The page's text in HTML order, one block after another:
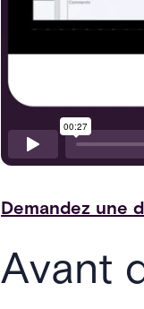
Demandez une
Avant